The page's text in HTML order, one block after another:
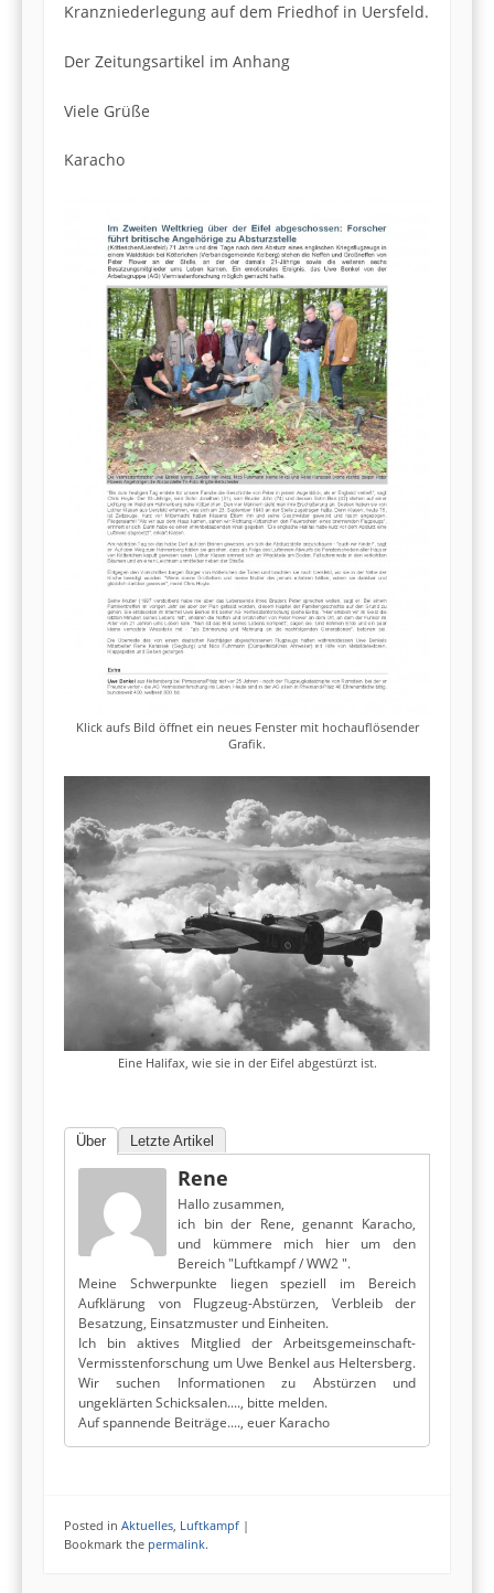
Kranzniederlegung auf dem Friedhof in Uersfeld.
Der Zeitungsartikel im Anhang
Viele Grüße
Karacho
Klick aufs Bild öffnet ein neues Fenster mit hochauflösender
Grafik.
Eine Halifax, wie sie in der Eifel abgestürzt ist.
Über Letzte Artikel
Rene
Hallo zusammen,
ich bin der Rene, genannt Karacho,
und kümmere mich hier um den
Bereich "Luftkampf / WW2 ".
Meine Schwerpunkte liegen speziell im Bereich
Aufklärung von Flugzeug-Abstürzen, Verbleib der
Besatzung, Einsatzmuster und Einheiten.
Ich bin aktives Mitglied der Arbeitsgemeinschaft-
Vermisstenforschung um Uwe Benkel aus Heltersberg.
Wir suchen Informationen zu Abstürzen und
ungeklärten Schicksalen...., bitte melden.
Auf spannende Beiträge...., euer Karacho
Posted in Aktuelles Luftkampf |
Bookmark the permalink.